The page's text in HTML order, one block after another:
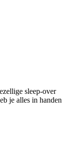
sleep-over
je alles in handen